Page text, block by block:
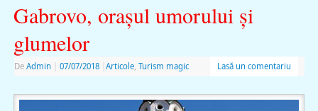
Gabrovo, oraşul umorului şi
glumelor
De Admin 07/07/2018 Articole, Turism magic Lasă un comentariu